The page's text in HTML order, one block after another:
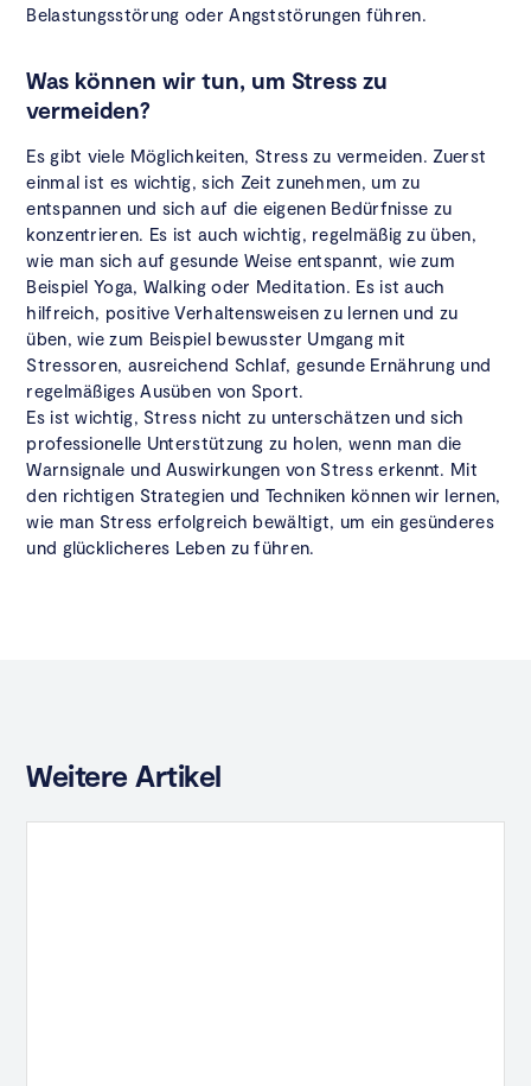
Belastungsstörung oder Angststörungen führen.
Was können wir tun, um Stress zu
vermeiden?
Es gibt viele Möglichkeiten, Stress zu vermeiden. Zuerst
einmal ist es wichtig, sich Zeit zunehmen, um zu
entspannen und sich auf die eigenen Bedürfnisse zu
konzentrieren. Es ist auch wichtig, regelmäßig zu üben,
wie man sich auf gesunde Weise entspannt, wie zum
Beispiel Yoga, Walking oder Meditation. Es ist auch
hilfreich, positive Verhaltensweisen zu lernen und zu
üben, wie zum Beispiel bewusster Umgang mit
Stressoren, ausreichend Schlaf, gesunde Ernährung und
regelmäßiges Ausüben von Sport.
Es ist wichtig, Stress nicht zu unterschätzen und sich
professionelle Unterstützung zu holen, wenn man die
Warnsignale und Auswirkungen von Stress erkennt. Mit
den richtigen Strategien und Techniken können wir lernen,
wie man Stress erfolgreich bewältigt, um ein gesünderes
und glücklicheres Leben zu führen.
Weitere Artikel